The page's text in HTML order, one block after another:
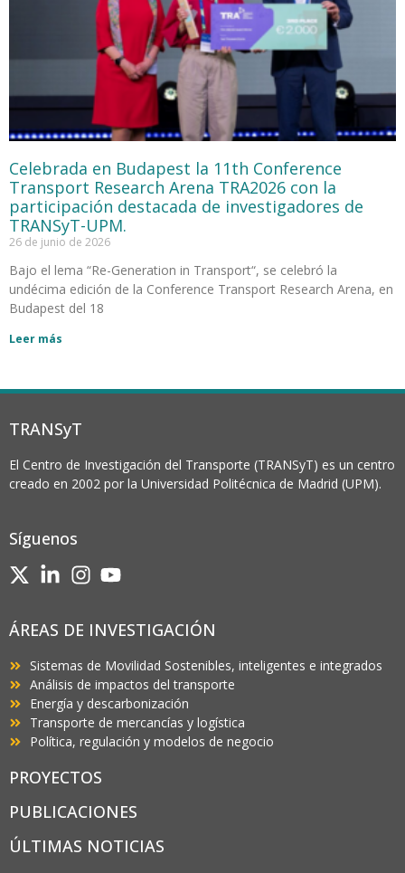
Celebrada en Budapest la 11th Conference
Transport Research Arena TRA2026 con la
participación destacada de investigadores de
TRANSyT-UPM.
26 de junio de 2026
Bajo el lema “Re-Generation in Transport“, se celebró la
undécima edición de la Conference Transport Research Arena, en
Budapest del 18
Leer más
TRANSyT
El Centro de Investigación del Transporte (TRANSyT) es un centro
creado en 2002 por la Universidad Politécnica de Madrid (UPM).
Síguenos
ÁREAS DE INVESTIGACIÓN
Sistemas de Movilidad Sostenibles, inteligentes e integrados
Análisis de impactos del transporte
Energía y descarbonización
Transporte de mercancías y logística
Política, regulación y modelos de negocio
PROYECTOS
PUBLICACIONES
ÚLTIMAS NOTICIAS